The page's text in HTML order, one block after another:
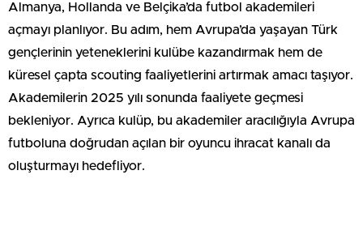
Almanya, Hollanda ve Belçika’da futbol akademileri
açmayı planlıyor. Bu adım, hem Avrupa’da yaşayan Türk
gençlerinin yeteneklerini kulübe kazandırmak hem de
küresel çapta scouting faaliyetlerini artırmak amacı taşıyor.
Akademilerin 2025 yılı sonunda faaliyete geçmesi
bekleniyor. Ayrıca kulüp, bu akademiler aracılığıyla Avrupa
futboluna doğrudan açılan bir oyuncu ihracat kanalı da
oluşturmayı hedefliyor.